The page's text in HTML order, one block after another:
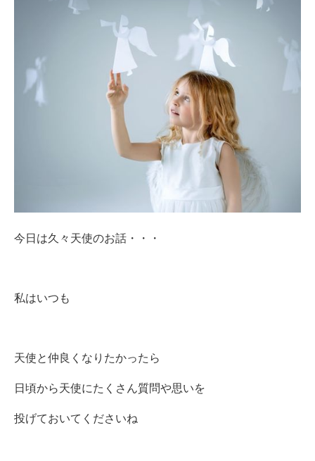
今日は久々天使のお話・・・
私はいつも
天使と仲良くなりたかったら
日頃から天使にたくさん質問や思いを
投げておいてくださいね